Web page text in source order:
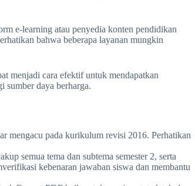
e-learning atau penyedia konten pendidikan
bahwa beberapa layanan mungkin
menjadi cara efektif untuk mendapatkan
sumber daya berharga.
mengacu pada kurikulum revisi 2016. Perhatikan
semua tema dan subtema semester 2, serta
kebenaran jawaban siswa dan membantu